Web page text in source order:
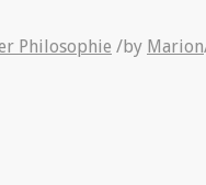
Philosophie /by Marion